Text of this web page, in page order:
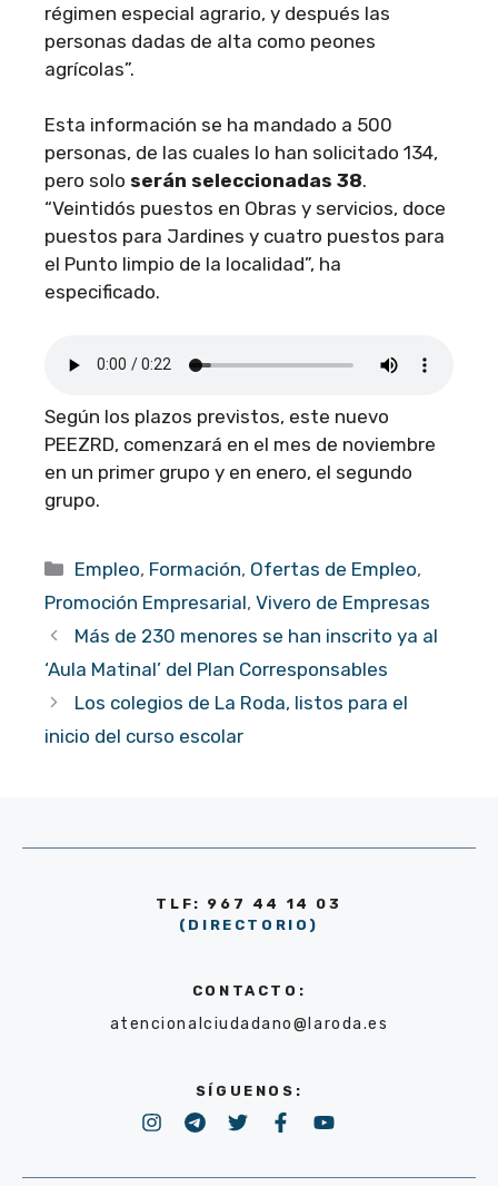
régimen especial agrario, y después las
personas dadas de alta como peones
agrícolas”.
Esta información se ha mandado a 500
personas, de las cuales lo han solicitado 134,
pero solo serán seleccionadas 38.
“Veintidós puestos en Obras y servicios, doce
puestos para Jardines y cuatro puestos para
el Punto limpio de la localidad”, ha
especificado.
Según los plazos previstos, este nuevo
PEEZRD, comenzará en el mes de noviembre
en un primer grupo y en enero, el segundo
grupo.
Categorías
Empleo, Formación, Ofertas de Empleo,
Promoción Empresarial, Vivero de Empresas
Más de 230 menores se han inscrito ya al
‘Aula Matinal’ del Plan Corresponsables
Los colegios de La Roda, listos para el
inicio del curso escolar
TLF: 967 44 14 03
(DIRECTORIO)
CONTACTO:
atencionalciudadano@laroda.es
SÍGUENOS: